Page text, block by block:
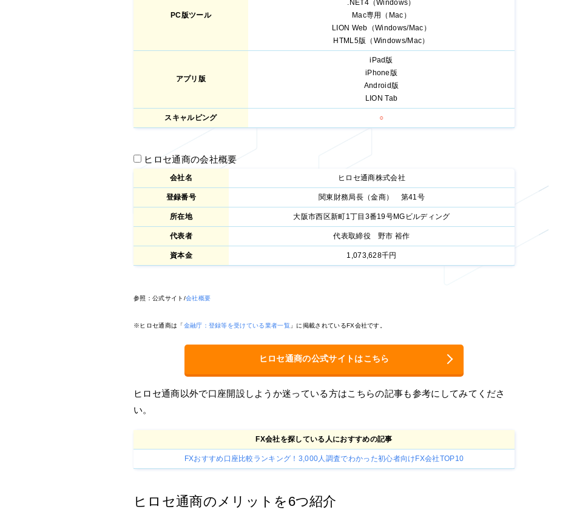
PC版ツール
.NET4（Windows）
Mac専用（Mac）
LION Web（Windows/Mac）
HTML5版（Windows/Mac）
アプリ版
iPad版
iPhone版
Android版
LION Tab
スキャルピング ○
ヒロセ通商の会社概要
会社名 ヒロセ通商株式会社
登録番号 関東財務局長（金商） 第41号
所在地 大阪市西区新町1丁目3番19号MGビルディング
代表者 代表取締役 野市 裕作
資本金 1,073,628千円
参照：公式サイト/会社概要
※ヒロセ通商は「 金融庁：登録等を受けている業者一覧 」に掲載されているFX会社です。
ヒロセ通商の公式サイトはこちら
ヒロセ通商以外で口座開設しようか迷っている方はこちらの記事も参考にしてみてくださ
い。
FX会社を探している人におすすめの記事
FXおすすめ口座比較ランキング！3,000人調査でわかった初心者向けFX会社TOP10
ヒロセ通商のメリットを6つ紹介